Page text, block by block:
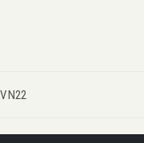
N22